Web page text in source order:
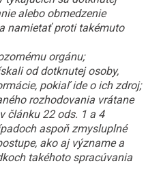
alebo obmedzenie
namietať proti takémuto
orgánu;
od dotknutej osoby,
pokiaľ ide o ich zdroj;
rozhodovania vrátane
článku 22 ods. 1 a 4
aspoň zmysluplné
ako aj význame a
takéhoto spracúvania